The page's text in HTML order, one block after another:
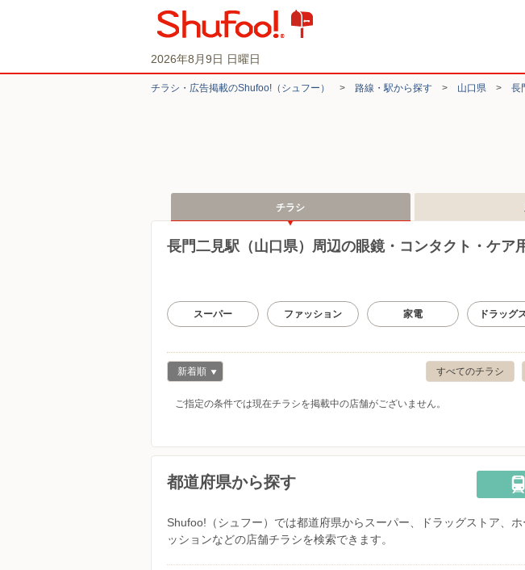
2026年8月9日 日曜日
チラシ・​広告掲載の​Shufoo!​（シュフー） > 路線・駅から探す > 山口県 > 長
チラシ
長門二見駅（山口県）周辺の眼鏡・コンタクト・ケア
スーパー ファッション 家電 ドラッグ
すべてのチラシ
新着順
ご指定の条件では現在チラシを掲載中の店舗がございません。
都道府県から探す
Shufoo!（シュフー）では都道府県からスーパー、ドラッグストア、
ッションなどの店舗チラシを検索できます。